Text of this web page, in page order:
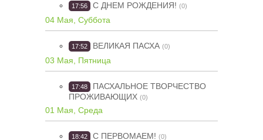
17:56 С ДНЕМ РОЖДЕНИЯ! (0)
04 Мая, Суббота
17:52 ВЕЛИКАЯ ПАСХА (0)
03 Мая, Пятница
17:48
ПАСХАЛЬНОЕ ТВОРЧЕСТВО
ПРОЖИВАЮЩИХ (0)
01 Мая, Среда
18:42 С ПЕРВОМАЕМ! (0)